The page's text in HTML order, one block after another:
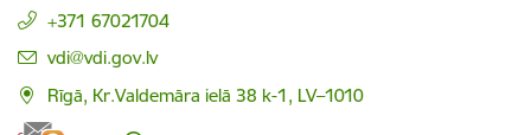
+371 67021704
E-pasts:
vdi@vdi.gov.lv
Rīgā, Kr.Valdemāra ielā 38 k-1, LV–1010